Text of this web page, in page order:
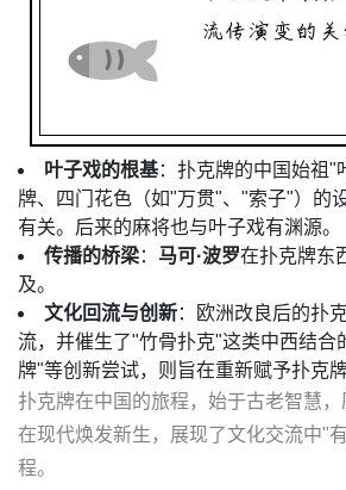
叶子戏的根基：扑克牌的中国始祖"
牌、四门花色（如"万贯"、"索子"）的
有关。后来的麻将也与叶子戏有渊源。
传播的桥梁： 马可·波罗在扑克牌东
及。
文化回流与创新：欧洲改良后的扑
流，并催生了"竹骨扑克"这类中西结合
牌"等创新尝试，则旨在重新赋予扑克
扑克牌在中国的旅程，始于古老智慧
在现代焕发新生，展现了文化交流中"
程。